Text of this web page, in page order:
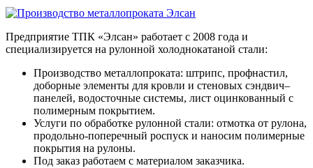
Предприятие ТПК «Элсан» работает с 2008 года и
специализируется на рулонной холоднокатаной стали:
Производство металлопроката: штрипс, профнастил,
доборные элементы для кровли и стеновых сэндвич–
панелей, водосточные системы, лист оцинкованный с
полимерным покрытием.
Услуги по обработке рулонной стали: отмотка от рулона,
продольно-поперечный роспуск и наносим полимерные
покрытия на рулоны.
Под заказ работаем с материалом заказчика.